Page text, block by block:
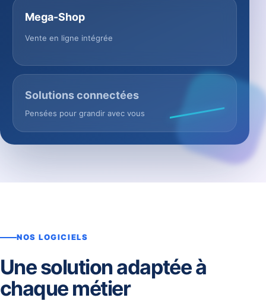
Mega-Shop
Vente en ligne intégrée
Solutions connectées
Pensées pour grandir avec vous
NOS LOGICIELS
Une solution adaptée à
chaque métier